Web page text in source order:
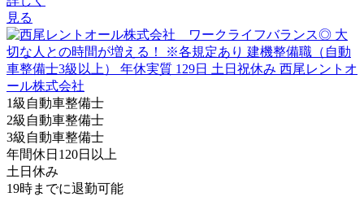
見る
1級自動車整備士
2級自動車整備士
3級自動車整備士
年間休日120日以上
土日休み
19時までに退勤可能